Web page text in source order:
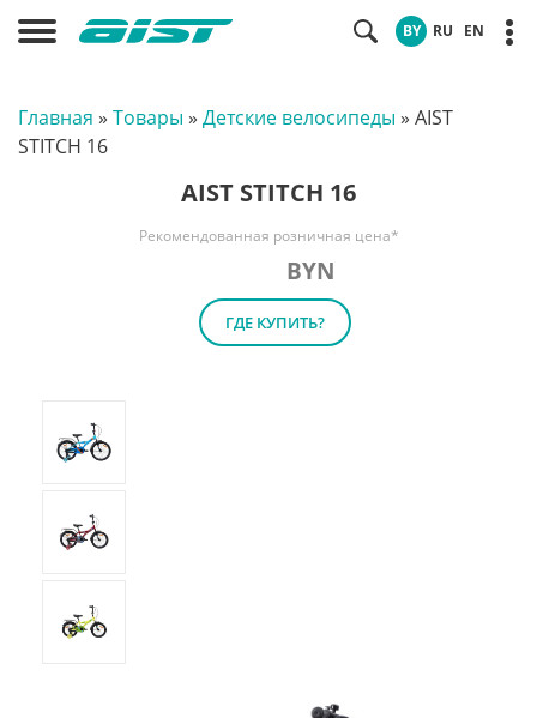
BY RU EN
Главная » Товары » Детские велосипеды » AIST
STITCH 16
AIST STITCH 16
Рекомендованная розничная цена*
BYN
ГДЕ КУПИТЬ?